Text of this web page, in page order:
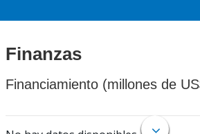
Finanzas
Financiamiento (millones de